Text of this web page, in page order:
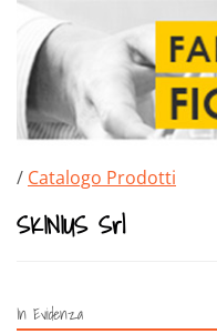
/ Catalogo Prodotti
SKINIUS Srl
In Evidenza